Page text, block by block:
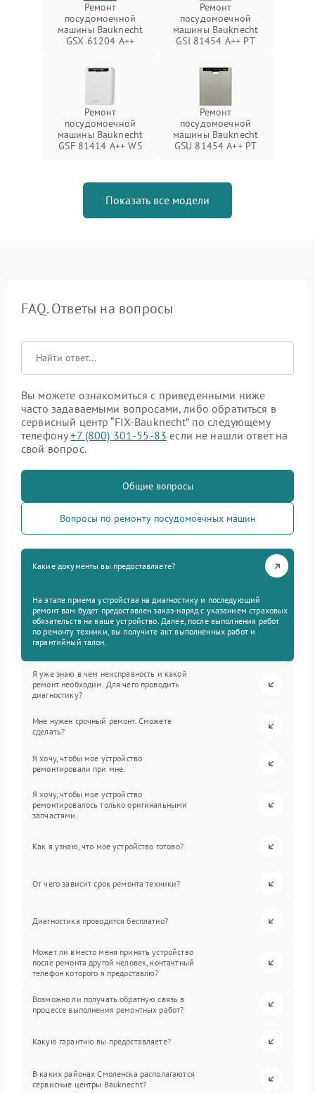
Ремонт
посудомоечной
машины Bauknecht
GSX 61204 A++
Ремонт
посудомоечной
машины Bauknecht
GSI 81454 A++ PT
Ремонт
посудомоечной
машины Bauknecht
GSF 81414 A++ WS
Ремонт
посудомоечной
машины Bauknecht
GSU 81454 A++ PT
Показать все модели
FAQ. Ответы на вопросы
Вы можете ознакомиться с приведенными ниже
часто задаваемыми вопросами, либо обратиться в
сервисный центр “FIX-Bauknecht” по следующему
телефону+7 (800) 301-55-83 если не нашли ответ на
свой вопрос.
Общие вопросы
Вопросы по ремонту посудомоечных машин
Какие документы вы предоставляете?
На этапе приема устройства на диагностику и последующий
ремонт вам будет предоставлен заказ-наряд с указанием страховых
обязательств на ваше устройство. Далее, после выполнения работ
по ремонту техники, вы получите акт выполненных работ и
гарантийный талон.
Я уже знаю в чем неисправность и какой
ремонт необходим. Для чего проводить
диагностику?
Мне нужен срочный ремонт. Сможете
сделать?
Я хочу, чтобы мое устройство
ремонтировали при мне.
Я хочу, чтобы мое устройство
ремонтировалось только оригинальными
запчастями.
Как я узнаю, что мое устройство готово?
От чего зависит срок ремонта техники?
Диагностика проводится бесплатно?
Может ли вместо меня принять устройство
после ремонта другой человек, контактный
телефон которого я предоставлю?
Возможно ли получать обратную связь в
процессе выполнения ремонтных работ?
Какую гарантию вы предоставляете?
В каких районах Смоленска располагаются
сервисные центры Bauknecht?